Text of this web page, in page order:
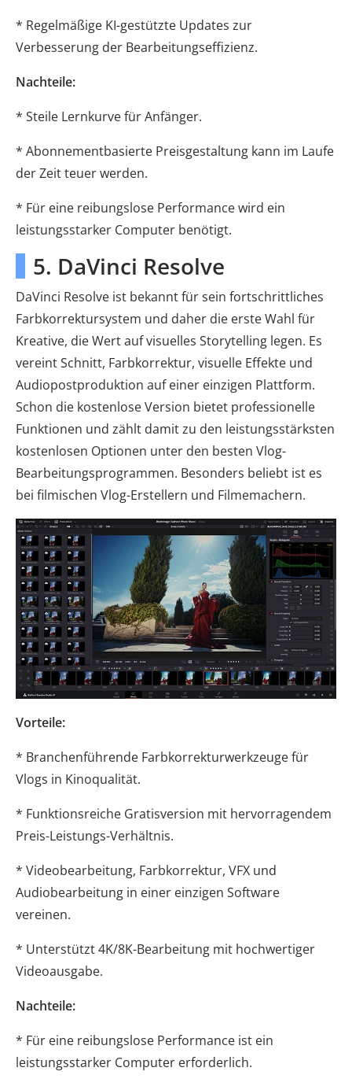
* Regelmäßige KI-gestützte Updates zur
Verbesserung der Bearbeitungseffizienz.
Nachteile:
* Steile Lernkurve für Anfänger.
* Abonnementbasierte Preisgestaltung kann im Laufe
der Zeit teuer werden.
* Für eine reibungslose Performance wird ein
leistungsstarker Computer benötigt.
5. DaVinci Resolve
DaVinci Resolve ist bekannt für sein fortschrittliches
Farbkorrektursystem und daher die erste Wahl für
Kreative, die Wert auf visuelles Storytelling legen. Es
vereint Schnitt, Farbkorrektur, visuelle Effekte und
Audiopostproduktion auf einer einzigen Plattform.
Schon die kostenlose Version bietet professionelle
Funktionen und zählt damit zu den leistungsstärksten
kostenlosen Optionen unter den besten Vlog-
Bearbeitungsprogrammen. Besonders beliebt ist es
bei filmischen Vlog-Erstellern und Filmemachern.
Vorteile:
* Branchenführende Farbkorrekturwerkzeuge für
Vlogs in Kinoqualität.
* Funktionsreiche Gratisversion mit hervorragendem
Preis-Leistungs-Verhältnis.
* Videobearbeitung, Farbkorrektur, VFX und
Audiobearbeitung in einer einzigen Software
vereinen.
* Unterstützt 4K/8K-Bearbeitung mit hochwertiger
Videoausgabe.
Nachteile:
* Für eine reibungslose Performance ist ein
leistungsstarker Computer erforderlich.